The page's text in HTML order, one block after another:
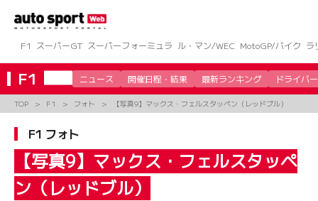
ツ
へ
ス
キ
ッ
F1 スーパーGT スーパーフォーミュラ ル・マン/WEC MotoGP/バイク ラ
F1 ニュース 開催日程・結果 最新ランキング ドライバー
TOP F1 フォト 【写真9】マックス・フェルスタッペン（レッドブル）
F1 フォト
【写真9】マックス・フェルスタッペ
ン（レッドブル）